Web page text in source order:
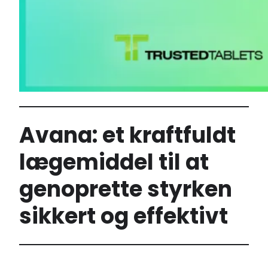
Avana: et kraftfuldt
lægemiddel til at
genoprette styrken
sikkert og effektivt